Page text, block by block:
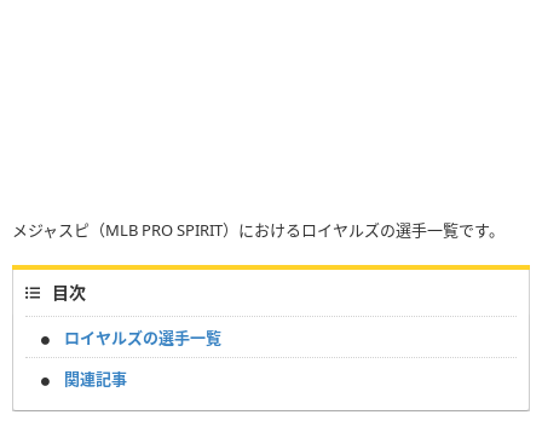
メジャスピ（MLB PRO SPIRIT）におけるロイヤルズの選手一覧です。
目次
ロイヤルズの選手一覧
関連記事